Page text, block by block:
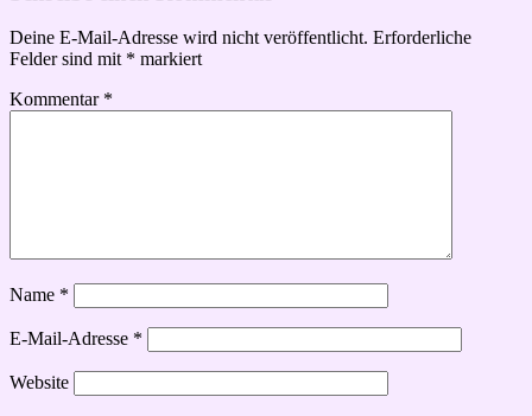
Deine E-Mail-Adresse wird nicht veröffentlicht. Erforderliche
Felder sind mit * markiert
Kommentar *
Name *
E-Mail-Adresse *
Website